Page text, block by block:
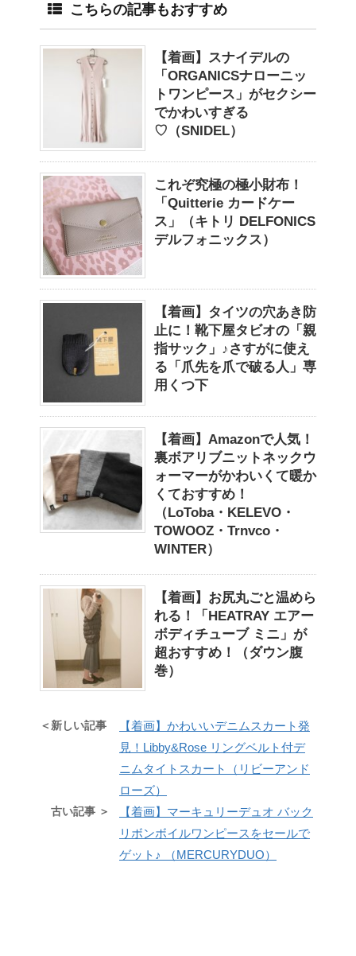
こちらの記事もおすすめ
【着画】スナイデルの
「ORGANICSナローニッ
トワンピース」がセクシー
でかわいすぎる
♡（SNIDEL）
これぞ究極の極小財布！
「Quitterie カードケー
ス」（キトリ DELFONICS
デルフォニックス）
【着画】タイツの穴あき防
止に！靴下屋タビオの「親
指サック」♪さすがに使え
る「爪先を爪で破る人」専
用くつ下
【着画】Amazonで人気！
裏ボアリブニットネックウ
ォーマーがかわいくて暖か
くておすすめ！
（LoToba・KELEVO・
TOWOOZ・Trnvco・
WINTER）
【着画】お尻丸ごと温めら
れる！「HEATRAY エアー
ボディチューブ ミニ」が
超おすすめ！（ダウン腹
巻）
＜新しい記事
【着画】かわいいデニムスカート発
見！Libby&Rose リングベルト付デ
ニムタイトスカート（リビーアンド
ローズ）
古い記事 ＞
【着画】マーキュリーデュオ バック
リボンボイルワンピースをセールで
ゲット♪ （MERCURYDUO）